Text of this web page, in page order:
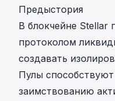
Предыстория
В блокчейне Stellar
протоколом
создавать
Пулы
заимствованию